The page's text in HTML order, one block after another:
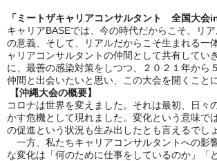
「ミートザキャリアコンサルタント 全国大会in
キャリアBASEでは、今の時代だからこそ、リ
の意義、そして、リアルだからこそ生まれる一
ャリアコンサルタントの仲間として共有してい
に、最善の感染対策をしつつ、２０２１年から
仲間と出会いたいと思い、この大会を開くこと
【沖縄大会の概要】
コロナは世界を変えました。それは最初、日々
かす危機として現れました。変化という意味では
の促進という状況も生み出したとも言えるでしょ
一方、私たちキャリアコンサルタントへの
な変化は「何のために仕事をしているのか」「